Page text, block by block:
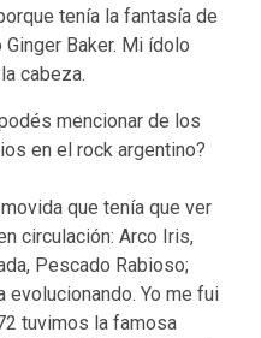
tenía la fantasía de
Baker. Mi ídolo
cabeza.
mencionar de los
en el rock argentino?
que tenía que ver
circulación: Arco Iris,
Pescado Rabioso;
Yo me fui
tuvimos la famosa